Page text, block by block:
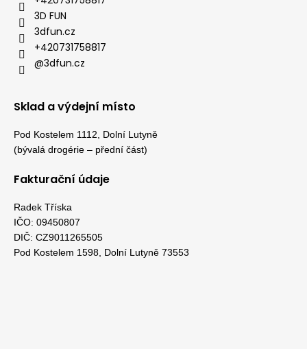
3D FUN
3dfun.cz
+420731758817
@3dfun.cz
Sklad a výdejní místo
Pod Kostelem 1112, Dolní Lutyně
(bývalá drogérie – přední část)
Fakturační údaje
Radek Tříska
IČO: 09450807
DIČ: CZ9011265505
Pod Kostelem 1598, Dolní Lutyně 73553